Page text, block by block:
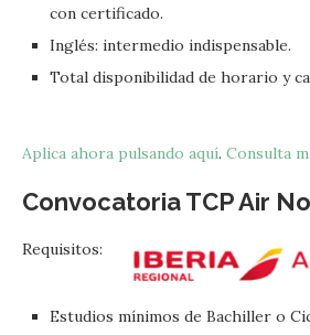
con certificado.
Inglés: intermedio indispensable.
Total disponibilidad de horario y
Aplica ahora pulsando aquí. Consulta
Convocatoria TCP Air
Requisitos:
Estudios mínimos de Bachiller o